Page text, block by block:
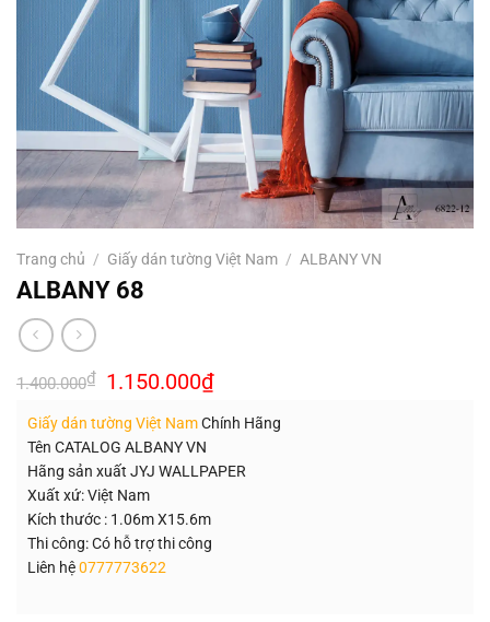
Trang chủ / Giấy dán tường Việt Nam / ALBANY VN
ALBANY 68
1.400.000₫ Giá
gốc
1.400.000₫.
1.150.000₫Giá
hiện
là:
Giấy dán tường Việt NamChính Hãng
Tên CATALOG ALBANY VN
Hãng sản xuất JYJ WALLPAPER
Xuất xứ: Việt Nam
Kích thước : 1.06m X15.6m
Thi công: Có hỗ trợ thi công
Liên hệ0777773622